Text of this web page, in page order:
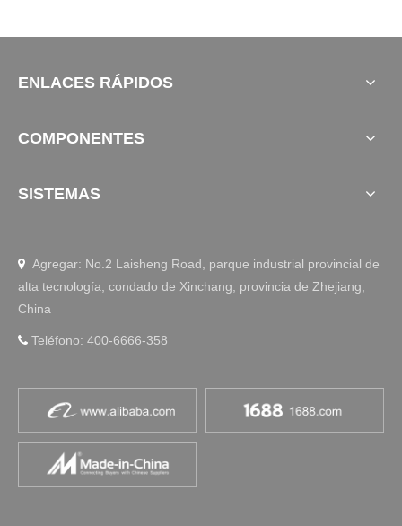
ENLACES RÁPIDOS
COMPONENTES
SISTEMAS
 Agregar: No.2 Laisheng Road, parque industrial provincial de
alta tecnología, condado de Xinchang, provincia de Zhejiang,
China
 Teléfono: 400-6666-358